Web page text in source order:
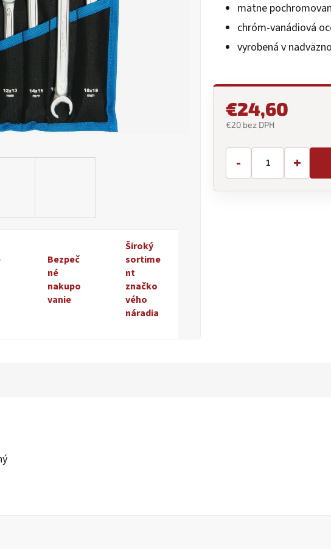
Bezpeč
né
nakupo
vanie
Široký
sortime
nt
značko
vého
náradia
hviezdičiek.
matne
chróm-vanádiová
vyrobená v
€24,60
€20 bez DPH
- +